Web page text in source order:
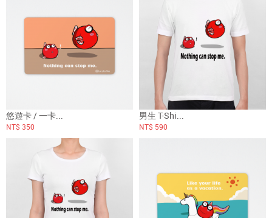
悠遊卡 / 一卡...
NT$ 350
男生 T-Shi...
NT$ 590